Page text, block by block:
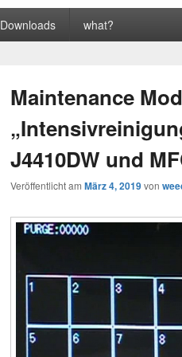
Downloads what?
Maintenance
J4410DW und
Veröffentlicht am März 4, 2019von